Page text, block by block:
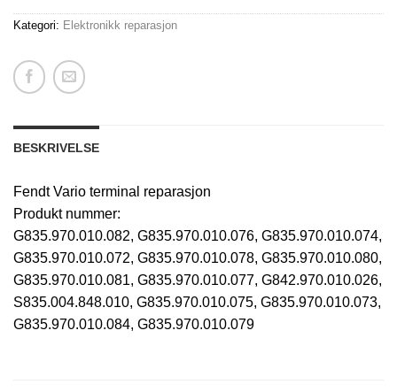
Kategori: Elektronikk reparasjon
BESKRIVELSE
Fendt Vario terminal reparasjon
Produkt nummer:
G835.970.010.082, G835.970.010.076, G835.970.010.074,
G835.970.010.072, G835.970.010.078, G835.970.010.080,
G835.970.010.081, G835.970.010.077, G842.970.010.026,
S835.004.848.010, G835.970.010.075, G835.970.010.073,
G835.970.010.084, G835.970.010.079